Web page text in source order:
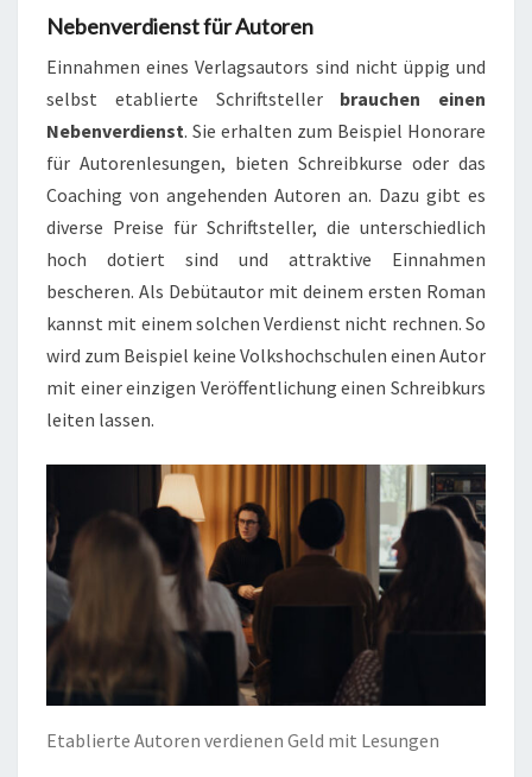
Nebenverdienst für Autoren
Einnahmen eines Verlagsautors sind nicht üppig und
selbst etablierte Schriftsteller brauchen einen
Nebenverdienst. Sie erhalten zum Beispiel Honorare
für Autorenlesungen, bieten Schreibkurse oder das
Coaching von angehenden Autoren an. Dazu gibt es
diverse Preise für Schriftsteller, die unterschiedlich
hoch dotiert sind und attraktive Einnahmen
bescheren. Als Debütautor mit deinem ersten Roman
kannst mit einem solchen Verdienst nicht rechnen. So
wird zum Beispiel keine Volkshochschulen einen Autor
mit einer einzigen Veröffentlichung einen Schreibkurs
leiten lassen.
Etablierte Autoren verdienen Geld mit Lesungen